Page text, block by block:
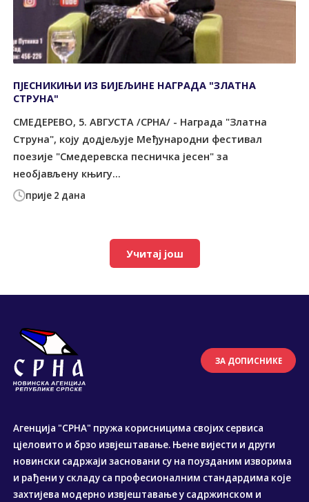
прије 2 дана
ПЈЕСНИКИЊИ ИЗ БИЈЕЉИНЕ НАГРАДА "ЗЛАТНА
СТРУНА"
СМЕДЕРЕВО, 5. АВГУСТА /СРНА/ - Награда "Златна
Струна", коју додјељује Међународни фестивал
поезије "Смедеревска песничка јесен" за
необјављену књигу...
Учитај још
ЗА ДОПИСНИКЕ
Агенција "СРНА" пружа корисницима својих сервиса
цјеловито и брзо извјештавање. Њене вијести и други
новински садржаји засновани су на поузданим изворима
и рађени у складу са професионалним стандардима које
захтијева модерно извјештавање у садржинском и